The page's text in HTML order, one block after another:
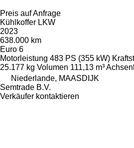
Preis auf Anfrage
Kühlkoffer LKW
2023
638.000 km
Euro 6
Motorleistung 483 PS (355 kW)
25.177 kg Volumen 111,13 m³
Niederlande, MAASDIJK
Semtrade B.V.
Verkäufer kontaktieren